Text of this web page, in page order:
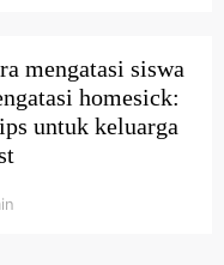
mengatasi siswa
homesick:
untuk keluarga